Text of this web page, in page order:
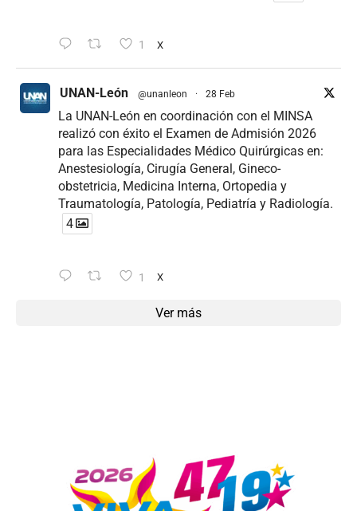
1 X
UNAN-León @unanleon · 28 Feb
La UNAN-León en coordinación con el MINSA
realizó con éxito el Examen de Admisión 2026
para las Especialidades Médico Quirúrgicas en:
Anestesiología, Cirugía General, Gineco-
obstetricia, Medicina Interna, Ortopedia y
Traumatología, Patología, Pediatría y Radiología.
4
1 X
Ver más